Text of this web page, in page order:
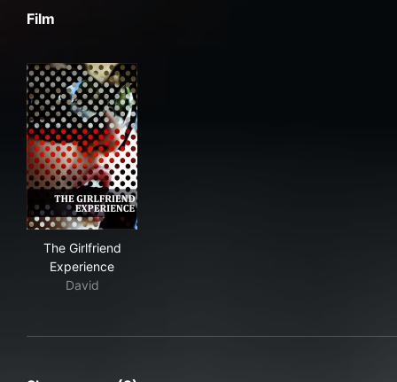
Film
The Girlfriend
Experience
David